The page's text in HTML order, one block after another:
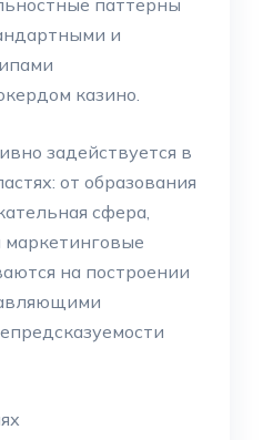
паттерны
и
казино.
задействуется в
от образования
сфера,
на построении